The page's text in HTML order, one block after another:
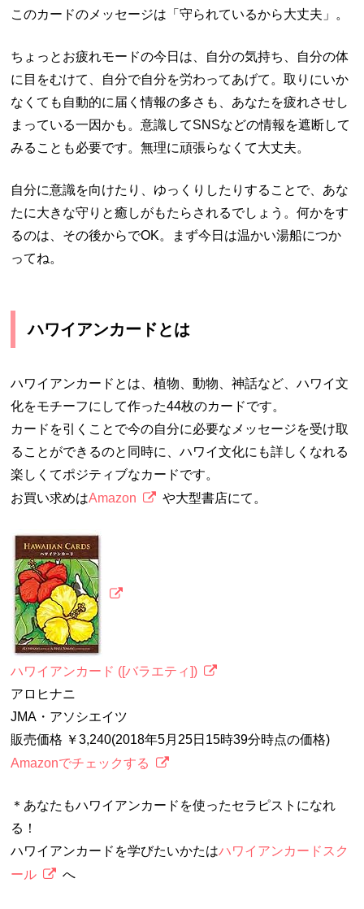
このカードのメッセージは「守られているから大丈夫」。
ちょっとお疲れモードの今日は、自分の気持ち、自分の体
に目をむけて、自分で自分を労わってあげて。取りにいか
なくても自動的に届く情報の多さも、あなたを疲れさせし
まっている一因かも。意識してSNSなどの情報を遮断して
みることも必要です。無理に頑張らなくて大丈夫。
自分に意識を向けたり、ゆっくりしたりすることで、あな
たに大きな守りと癒しがもたらされるでしょう。何かをす
るのは、その後からでOK。まず今日は温かい湯船につか
ってね。
ハワイアンカードとは
ハワイアンカードとは、植物、動物、神話など、ハワイ文
化をモチーフにして作った44枚のカードです。
カードを引くことで今の自分に必要なメッセージを受け取
ることができるのと同時に、ハワイ文化にも詳しくなれる
楽しくてポジティブなカードです。
お買い求めはAmazon や大型書店にて。
ハワイアンカード ([バラエティ])
アロヒナニ
JMA・アソシエイツ
販売価格 ￥3,240(2018年5月25日15時39分時点の価格)
Amazonでチェックする
＊あなたもハワイアンカードを使ったセラピストになれ
る！
ハワイアンカードを学びたいかたはハワイアンカードスク
ール
へ